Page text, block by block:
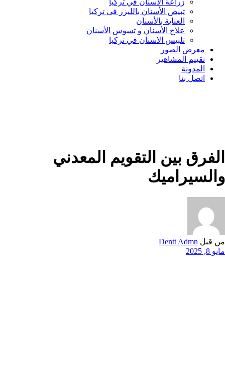
زراعة الاسنان في تركيا
تبيض الأسنان بالليزر فى تركيا
العناية بالأسنان
علاج الأسنان و تسوس الأسنان
تلبيس الاسنان في تركيا
معرض الصور
تقييم المشاهير
المدونة
اتصل بنا
الفرق بين التقويم المعدني
والسيراميك
من قبل Dentt Admn
مايو 8, 2025